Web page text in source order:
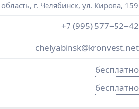
, г. Челябинск, ул. Кирова, 159
+7 (995) 577−52−42
chelyabinsk@kronvest.net
бесплатно
бесплатно